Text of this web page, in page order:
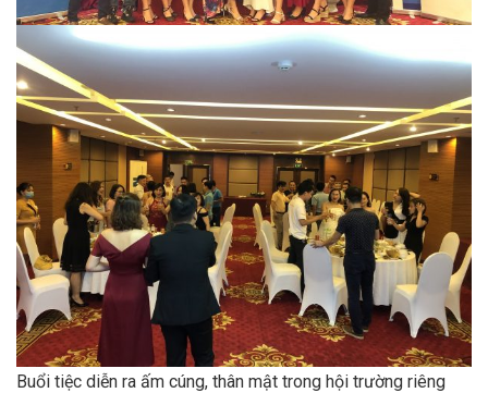
Buổi tiệc diễn ra ấm cúng, thân mật trong hội trường riêng